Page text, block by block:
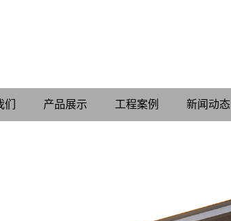
产品展示 工程案例 新闻动态